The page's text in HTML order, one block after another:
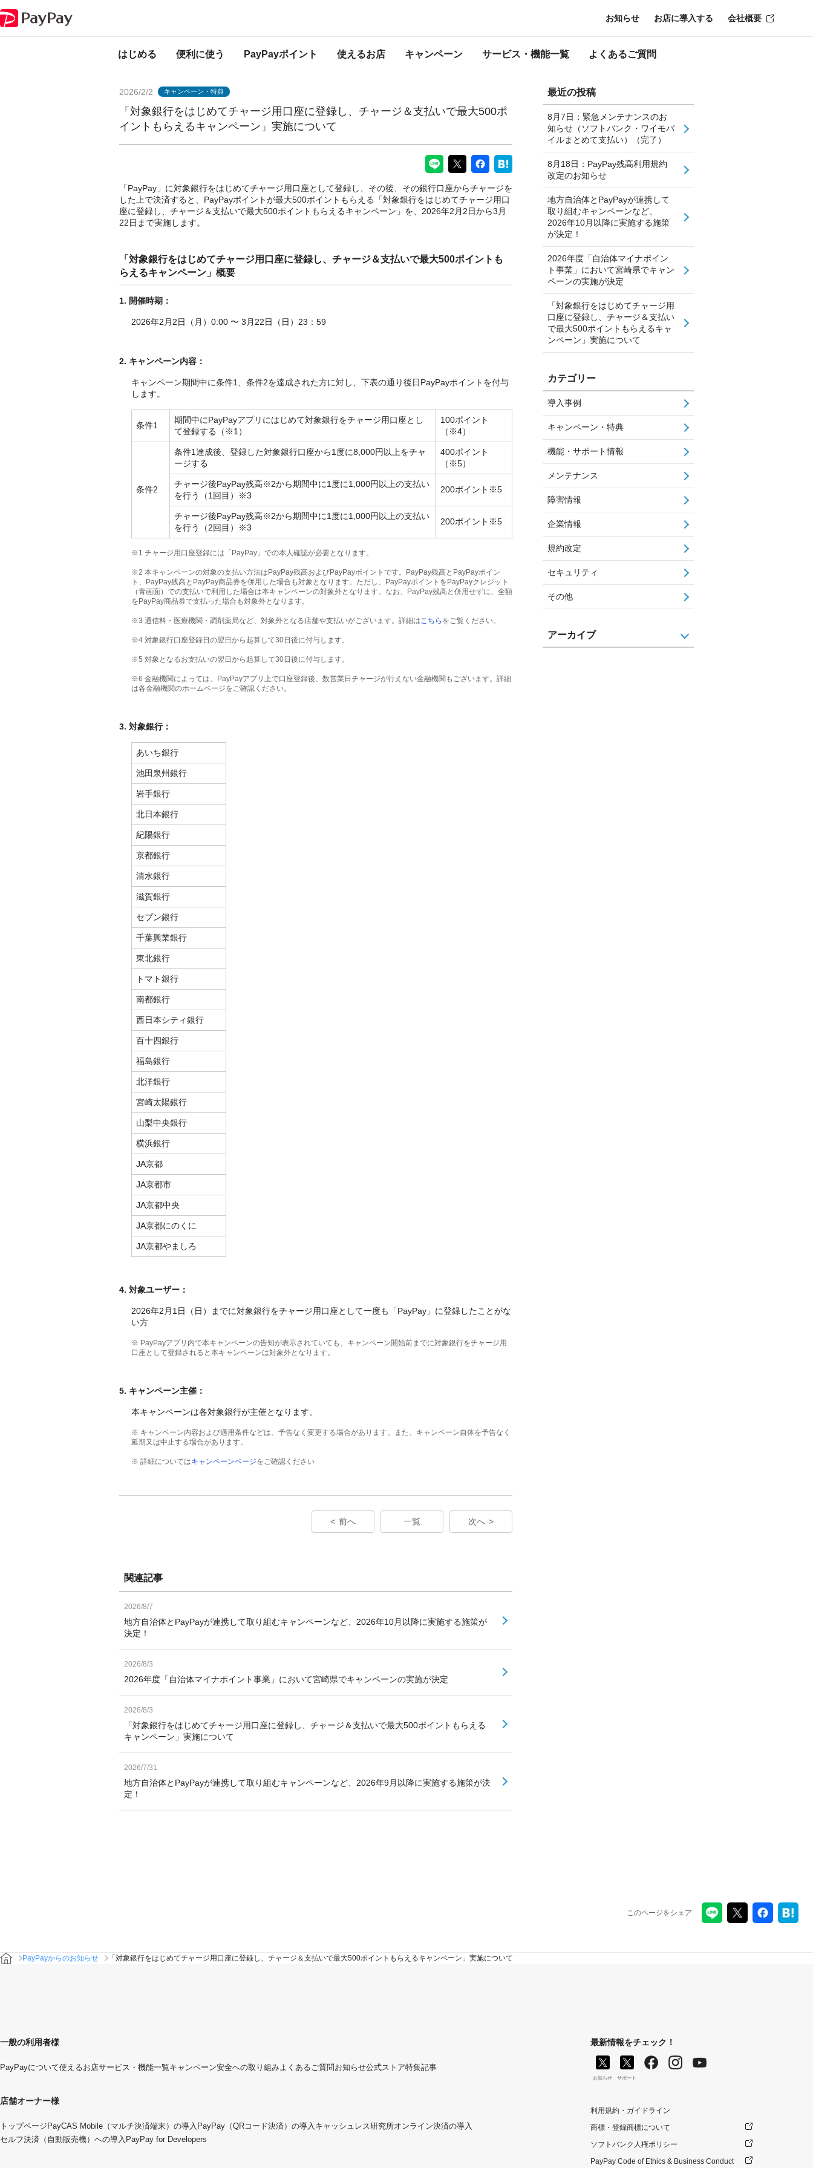
はじめる 便利に使う PayPayポイント 使えるお店 キャンペーン サービス・機能一覧 よくあるご質問
お知らせ お店に導入する 会社概要
PayPayからのお知らせ
2026/2/2 キャンペーン・特典
「対象銀行をはじめてチャージ用口座に登録し、チャージ＆支払いで最大500ポ
イントもらえるキャンペーン」実施について
「PayPay」に対象銀行をはじめてチャージ用口座として登録し、その後、その銀行口座からチャージを
した上で決済すると、PayPayポイントが最大500ポイントもらえる「対象銀行をはじめてチャージ用口
座に登録し、チャージ＆支払いで最大500ポイントもらえるキャンペーン」を、2026年2月2日から3月
22日まで実施します。
「対象銀行をはじめてチャージ用口座に登録し、チャージ＆支払いで最大500ポイントも
らえるキャンペーン」概要
1. 開催時期：
2026年2月2日（月）0:00 〜 3月22日（日）23：59
2. キャンペーン内容：
キャンペーン期間中に条件1、条件2を達成された方に対し、下表の通り後日PayPayポイントを付与
します。
条件1
期間中にPayPayアプリにはじめて対象銀行をチャージ用口座とし
て登録する
（※1）
100ポイント
（※4）
条件2
条件1達成後、登録した対象銀行口座から1度に8,000円以上をチャ
ージする
400ポイント
（※5）
チャージ後PayPay残高※2から期間中に1度に1,000円以上の支払い
を行う（1回目）
※3
200ポイント ※5
チャージ後PayPay残高※2から期間中に1度に1,000円以上の支払い
を行う（2回目）
※3
200ポイント ※5
※1 チャージ用口座登録には「PayPay」での本人確認が必要となります。
※2 本キャンペーンの対象の支払い方法はPayPay残高およびPayPayポイントです。PayPay残高とPayPayポイン
ト、PayPay残高とPayPay商品券を併用した場合も対象となります。ただし、PayPayポイントをPayPayクレジット
（青画面）での支払いで利用した場合は本キャンペーンの対象外となります。なお、PayPay残高と併用せずに、全額
をPayPay商品券で支払った場合も対象外となります。
※3 通信料・医療機関・調剤薬局など、対象外となる店舗や支払いがございます。詳細は こちら をご覧ください。
※4 対象銀行口座登録日の翌日から起算して30日後に付与します。
※5 対象となるお支払いの翌日から起算して30日後に付与します。
※6 金融機関によっては、PayPayアプリ上で口座登録後、数営業日チャージが行えない金融機関もございます。詳細
は各金融機関のホームページをご確認ください。
3. 対象銀行：
あいち銀行
池田泉州銀行
岩手銀行
北日本銀行
紀陽銀行
京都銀行
清水銀行
滋賀銀行
セブン銀行
千葉興業銀行
東北銀行
トマト銀行
南都銀行
西日本シティ銀行
百十四銀行
福島銀行
北洋銀行
宮崎太陽銀行
山梨中央銀行
横浜銀行
JA京都
JA京都市
JA京都中央
JA京都にのくに
JA京都やましろ
4. 対象ユーザー：
2026年2月1日（日）までに対象銀行をチャージ用口座として一度も「PayPay」に登録したことがな
い方
※ PayPayアプリ内で本キャンペーンの告知が表示されていても、キャンペーン開始前までに対象銀行をチャージ用
口座として登録されると本キャンペーンは対象外となります。
5. キャンペーン主催：
本キャンペーンは各対象銀行が主催となります。
※ キャンペーン内容および適用条件などは、予告なく変更する場合があります。また、キャンペーン自体を予告なく
延期又は中止する場合があります。
※ 詳細についてはキャンペーンページをご確認ください
前へ 一覧 次へ
関連記事
2026/8/7
地方自治体とPayPayが連携して取り組むキャンペーンなど、2026年10月以降に実施する施策が
決定！
2026/8/3
2026年度「自治体マイナポイント事業」において宮崎県でキャンペーンの実施が決定
2026/8/3
「対象銀行をはじめてチャージ用口座に登録し、チャージ＆支払いで最大500ポイントもらえる
キャンペーン」実施について
2026/7/31
地方自治体とPayPayが連携して取り組むキャンペーンなど、2026年9月以降に実施する施策が決
定！
最近の投稿
8月7日：緊急メンテナンスのお
知らせ（ソフトバンク・ワイモバ
イルまとめて支払い）（完了）
8月18日：PayPay残高利用規約
改定のお知らせ
地方自治体とPayPayが連携して
取り組むキャンペーンなど、
2026年10月以降に実施する施策
が決定！
2026年度「自治体マイナポイン
ト事業」において宮崎県でキャン
ペーンの実施が決定
「対象銀行をはじめてチャージ用
口座に登録し、チャージ＆支払い
で最大500ポイントもらえるキャ
ンペーン」実施について
カテゴリー
導入事例
キャンペーン・特典
機能・サポート情報
メンテナンス
障害情報
企業情報
規約改定
セキュリティ
その他
アーカイブ
このページをシェア
PayPayからのお知らせ 「対象銀行をはじめてチャージ用口座に登録し、チャージ＆支払いで最大500ポイントもらえるキャンペーン」実施について
一般の利用者様
PayPayについて使えるお店サービス・機能一覧キャンペーン安全への取り組みよくあるご質問お知らせ公式ストア特集記事
店舗オーナー様
トップページ PayCAS Mobile（マルチ決済端末）の導入 PayPay（QRコード決済）の導入 キャッシュレス研究所オンライン決済の導入
セルフ決済（自動販売機）への導入 PayPay for Developers
最新情報をチェック！
お知らせ サポート
利用規約・ガイドライン
商標・登録商標について
ソフトバンク人権ポリシー
PayPay Code of Ethics & Business Conduct